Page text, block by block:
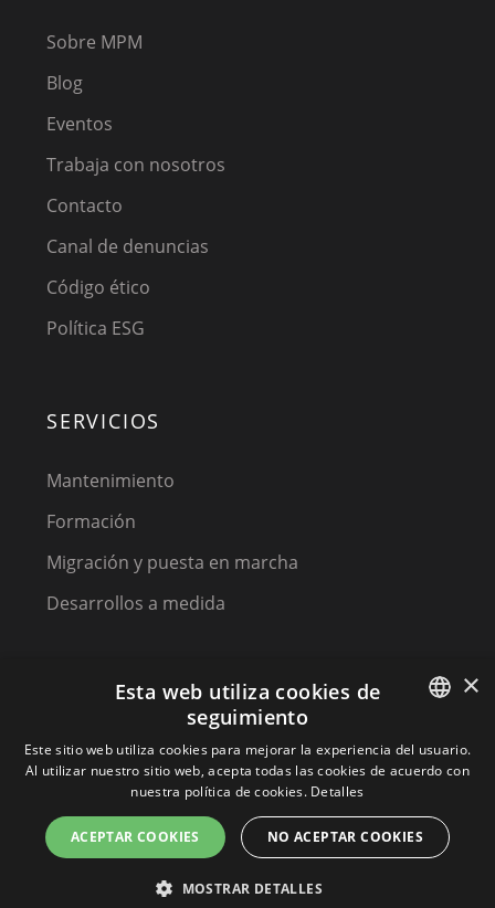
Sobre MPM
Blog
Eventos
Trabaja con nosotros
Contacto
Canal de denuncias
Código ético
Política ESG
SERVICIOS
Mantenimiento
Formación
Migración y puesta en marcha
Desarrollos a medida
(C) 2023, MPM SOFTWARE, a KIREY GROUP COMPANY
Terminos y condiciones
Política de privacidad
SPANISH
PORTUGUESE
×
Esta web utiliza cookies de
seguimiento
Este sitio web utiliza cookies para mejorar la experiencia del usuario.
Al utilizar nuestro sitio web, acepta todas las cookies de acuerdo con
nuestra política de cookies. Detalles
ACEPTAR COOKIES NO ACEPTAR COOKIES
MOSTRAR DETALLES